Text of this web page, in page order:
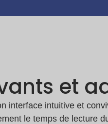
et
interface intuitive et
le temps de lecture